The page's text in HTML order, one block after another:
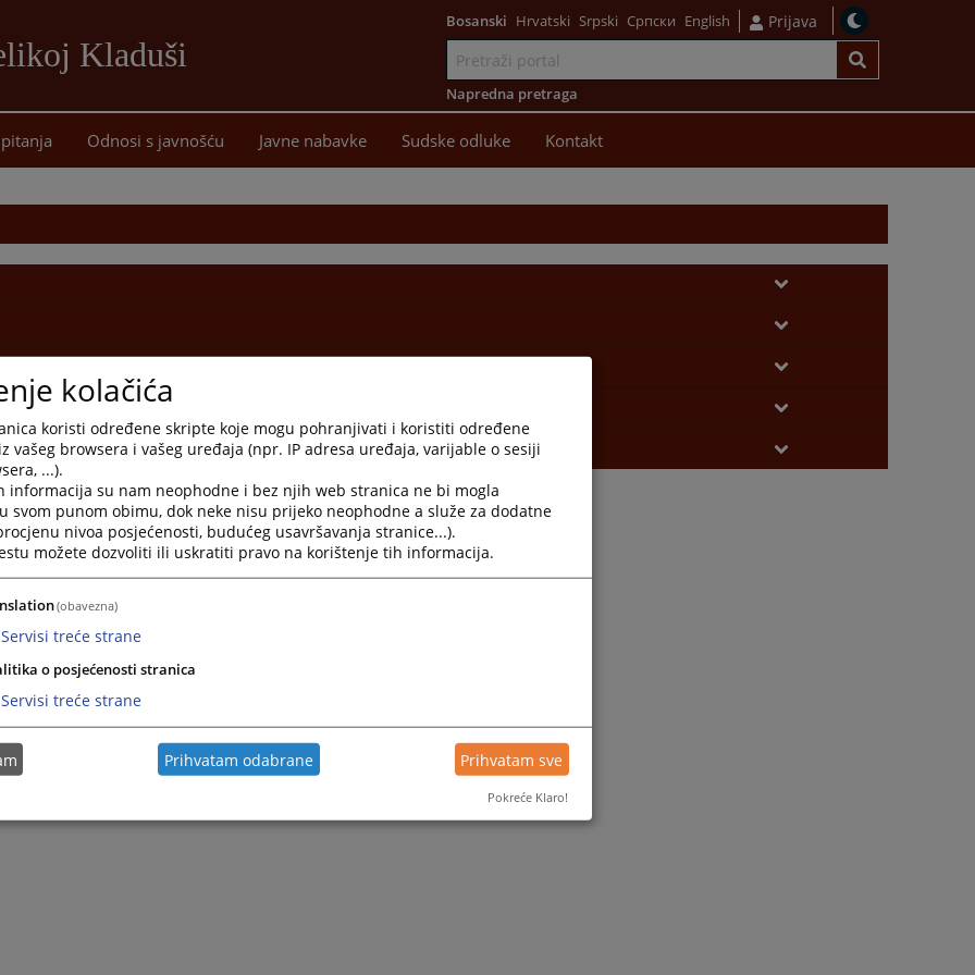
Kladuši
sadržaj
Bosanski Hrvatski Srpski Српски English Prijava
Napredna pretraga
Odnosi s javnošću Javne nabavke Sudske odluke Kontakt
kolačića
koristi određene skripte koje mogu pohranjivati i koristiti određene
vašeg browsera i vašeg uređaja (npr. IP adresa uređaja, varijable o sesiji
...).
informacija su nam neophodne i bez njih web stranica ne bi mogla
svom punom obimu, dok neke nisu prijeko neophodne a služe za dodatne
nivoa posjećenosti, budućeg usavršavanja stranice...).
možete dozvoliti ili uskratiti pravo na korištenje tih informacija.
(obavezna)
Servisi treće strane
o posjećenosti stranica
Servisi treće strane
Prihvatam odabrane Prihvatam sve
Pokreće Klaro!